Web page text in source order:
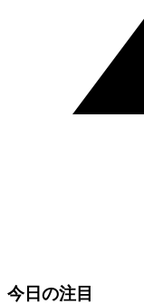
今日の注目